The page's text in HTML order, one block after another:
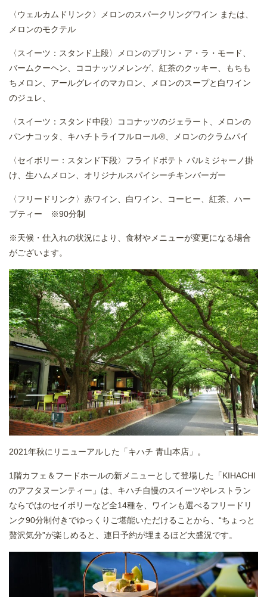
〈ウェルカムドリンク〉メロンのスパークリングワイン または、
メロンのモクテル
〈スイーツ：スタンド上段〉メロンのプリン・ア・ラ・モード、
バームクーヘン、ココナッツメレンゲ、紅茶のクッキー、もちも
ちメロン、アールグレイのマカロン、メロンのスープと白ワイン
のジュレ、
〈スイーツ：スタンド中段〉ココナッツのジェラート、メロンの
パンナコッタ、キハチトライフルロール®、メロンのクラムパイ
〈セイボリー：スタンド下段〉フライドポテト パルミジャーノ掛
け、生ハムメロン、オリジナルスパイシーチキンバーガー
〈フリードリンク〉赤ワイン、白ワイン、コーヒー、紅茶、ハー
ブティー ※90分制
※天候・仕入れの状況により、食材やメニューが変更になる場合
がございます。
2021年秋にリニューアルした「キハチ 青山本店」。
1階カフェ＆フードホールの新メニューとして登場した「KIHACHI
のアフタヌーンティー」は、キハチ自慢のスイーツやレストラン
ならではのセイボリーなど全14種を、ワインも選べるフリードリ
ンク90分制付きでゆっくりご堪能いただけることから、“ちょっと
贅沢気分”が楽しめると、連日予約が埋まるほど大盛況です。